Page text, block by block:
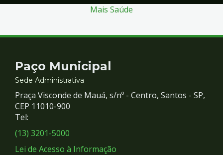
Empreendedor
Mais Saúde
Contato
e
Redes
Sociais
Paço Municipal
Sede Administrativa
Praça Visconde de Mauá, s/nº - Centro, Santos - SP,
CEP 11010-900
Tel:
(13) 3201-5000
Lei de Acesso à Informação